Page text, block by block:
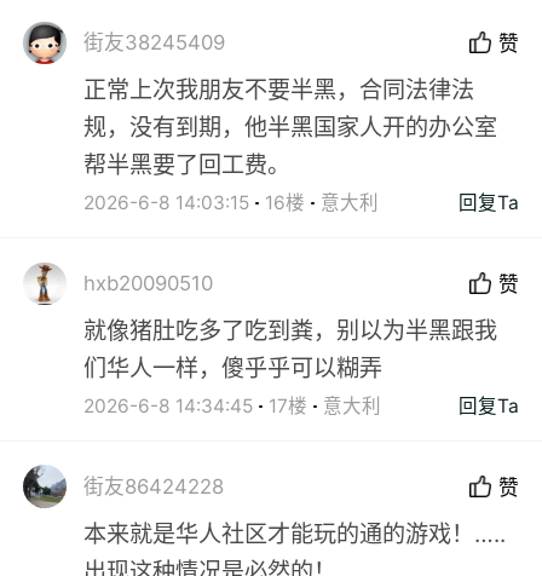
街友38245409 赞
正常上次我朋友不要半黑，合同法律法
规，没有到期，他半黑国家人开的办公室
帮半黑要了回工费。
2026-6-8 14:03:15 16楼 意大利 回复Ta
hxb20090510 赞
就像猪肚吃多了吃到粪，别以为半黑跟我
们华人一样，傻乎乎可以糊弄
2026-6-8 14:34:45 17楼 意大利 回复Ta
街友86424228 赞
本来就是华人社区才能玩的通的游戏！…..